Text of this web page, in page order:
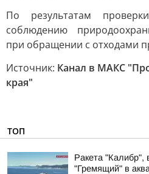
По результатам
соблюдению
при обращении с отходами
Источник: Канал в МАКС
края"
ТОП
Ракета "Калибр",
"Гремящий" в